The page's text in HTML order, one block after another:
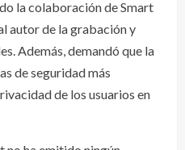
la colaboración de Smart
autor de la grabación y
Además, demandó que la
de seguridad más
de los usuarios en